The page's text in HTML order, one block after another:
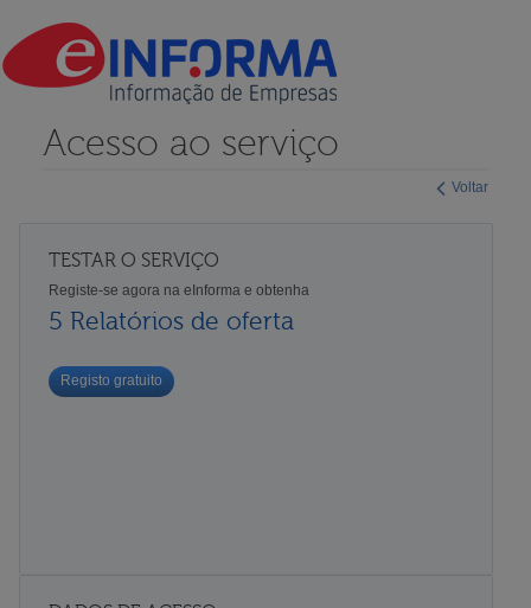
Voltar
Acesso ao serviço
TESTAR O SERVIÇO
Registe-se agora na eInforma e obtenha
5 Relatórios de oferta
Registo gratuito